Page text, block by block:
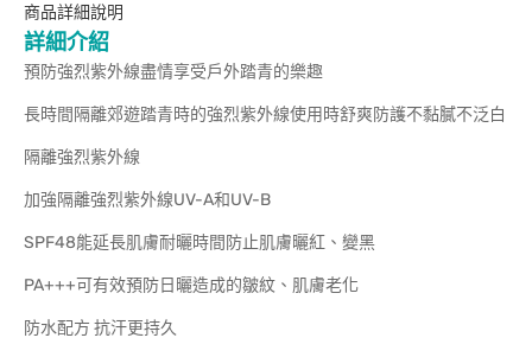
商品詳細說明
詳細介紹
預防強烈紫外線盡情享受戶外踏青的樂趣
長時間隔離郊遊踏青時的強烈紫外線使用時舒爽防護不黏膩不泛白
隔離強烈紫外線
加強隔離強烈紫外線UV-A和UV-B
SPF48能延長肌膚耐曬時間防止肌膚曬紅、變黑
PA+++可有效預防日曬造成的皺紋、肌膚老化
防水配方 抗汗更持久